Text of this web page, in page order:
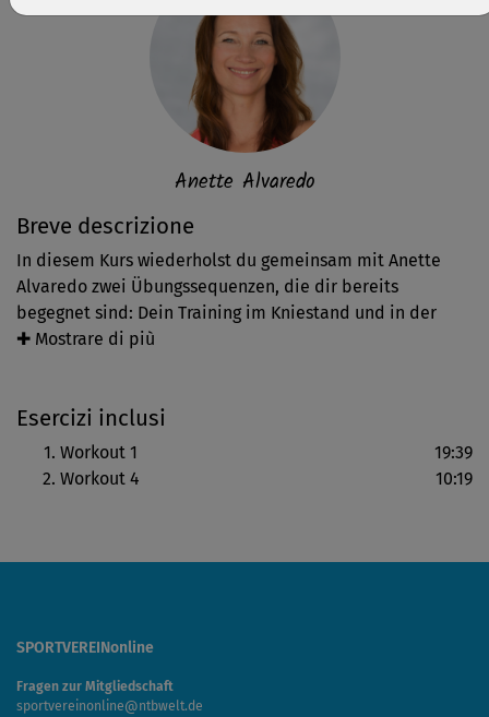
Breve descrizione
In diesem Kurs wiederholst du gemeinsam mit Anette
Alvaredo zwei Übungssequenzen, die dir bereits
begegnet sind: Dein Training im Kniestand und in der
Bauchlage. Du startest, indem du noch einmal ganz
Training für eine starke (Tiefen-)Muskulatur anzuwenden.
✚ Mostrare di più
Esercizi inclusi
Workout 1
19:39
Workout 4
10:19
Anette Alvaredo
SPORTVEREINonline
Fragen zur Mitgliedschaft
sportvereinonline@ntbwelt.de